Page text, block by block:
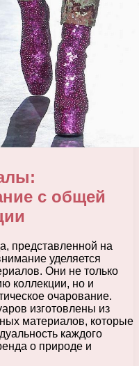
с общей
представленной на
уделяется
Они не только
коллекции, но и
очарование.
изготовлены из
материалов, которые
каждого
о природе и